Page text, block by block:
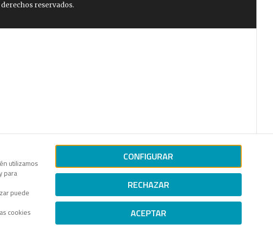
utilizamos
para
puede
cookies
CONFIGURAR
RECHAZAR
ACEPTAR
reservados.